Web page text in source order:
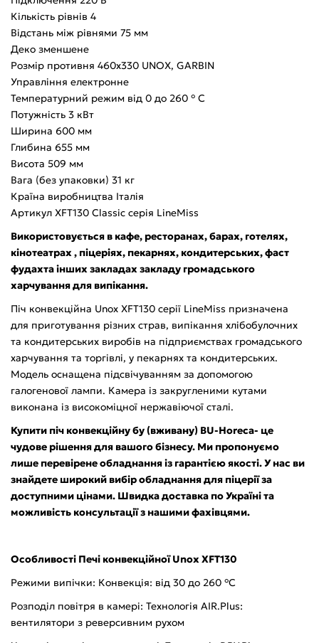
Кількість рівнів 4
Відстань між рівнями 75 мм
Деко зменшене
Розмір противня 460х330 UNOX, GARBIN
Управління електронне
Температурний режим від 0 до 260 ° C
Потужність 3 кВт
Ширина 600 мм
Глибина 655 мм
Висота 509 мм
Вага (без упаковки) 31 кг
Країна виробництва Італія
Артикул XFT130 Classic серія LineMiss
Використовується в кафе, ресторанах, барах, готелях,
кінотеатрах , піцеріях, пекарнях, кондитерських, фаст
фудахта інших закладах закладу громадського
харчування для випікання.
Піч конвекційна Unox XFT130 серії LineMiss призначена
для приготування різних страв, випікання хлібобулочних
та кондитерських виробів на підприємствах громадського
харчування та торгівлі, у пекарнях та кондитерських.
Модель оснащена підсвічуванням за допомогою
галогенової лампи. Камера із закругленими кутами
виконана із високоміцної нержавіючої сталі.
Купити піч конвекційну бу (вживану) BU-Horeca- це
чудове рішення для вашого бізнесу. Ми пропонуємо
лише перевірене обладнання із гарантією якості. У нас ви
знайдете широкий вибір обладнання для піцерії за
доступними цінами. Швидка доставка по Україні та
можливість консультації з нашими фахівцями.
Особливості Печі конвекційної Unox XFT130
Режими випічки: Конвекція: від 30 до 260 °C
Розподіл повітря в камері: Технологія AIR.Plus:
вентилятори з реверсивним рухом